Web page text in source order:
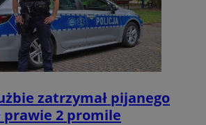
zatrzymał pijanego
prawie 2 promile